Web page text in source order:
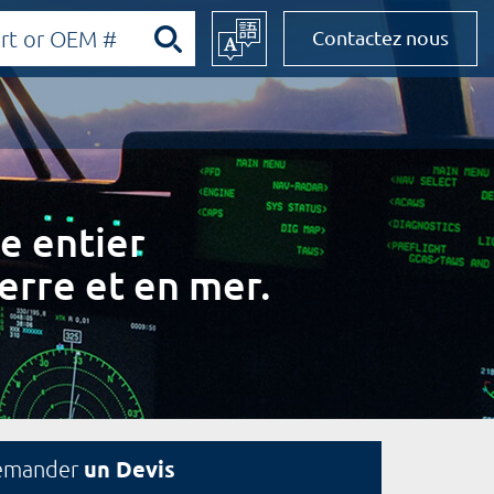
Contactez nous
entier
et en mer.
un Devis